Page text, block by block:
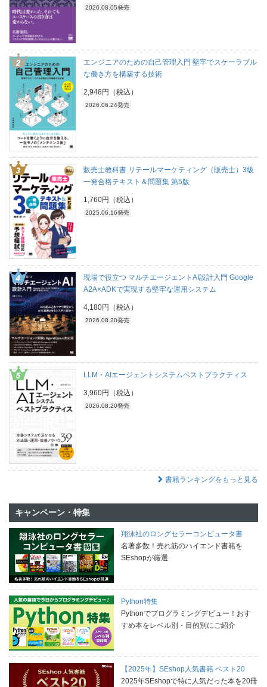
2026.08.05発売
エンジニアのための自己管理入門 堅牢でスケーラブル
な働き方を構築する技術
2,948円（税込）
2026.06.24発売
販売士教科書 リテールマーケティング（販売士）3級
一発合格テキスト＆問題集 第5版
1,760円（税込）
2025.06.16発売
現場で役立つ マルチエージェントAI設計入門 Google
A2A×ADKで実現する堅牢な運用システム
4,180円（税込）
2026.08.20発売
LLM・AIエージェントシステムベストプラクティス
3,960円（税込）
2026.08.20発売
書籍ランキングをもっと見る
キャンペーン・特集
翔泳社のロングセラーコンピュータ書
名著多数！売れ筋のハイエンド書籍を
SEshopが厳選
Python特集
Pythonでプログラミングデビュー！おす
すめ本をレベル別・目的別にご紹介
【2025年】SEshop人気書籍 ベスト20
2025年SEshopで特に人気だった本を20冊